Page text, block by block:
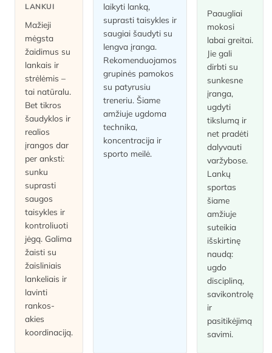
LANKUI
Mažieji
mėgsta
žaidimus su
lankais ir
strėlėmis –
tai natūralu.
Bet tikros
šaudyklos ir
realios
įrangos dar
per anksti:
sunku
suprasti
saugos
taisykles ir
kontroliuoti
jėgą. Galima
žaisti su
žaisliniais
lankeliais ir
lavinti
rankos-
akies
koordinaciją.
laikyti lanką,
suprasti taisykles ir
saugiai šaudyti su
lengva įranga.
Rekomenduojamos
grupinės pamokos
su patyrusiu
treneriu. Šiame
amžiuje ugdoma
technika,
koncentracija ir
sporto meilė.
Paaugliai
mokosi
labai greitai.
Jie gali
dirbti su
sunkesne
įranga,
ugdyti
tikslumą ir
net pradėti
dalyvauti
varžybose.
Lankų
sportas
šiame
amžiuje
suteikia
išskirtinę
naudą:
ugdo
discipliną,
savikontrolę
ir
pasitikėjimą
savimi.